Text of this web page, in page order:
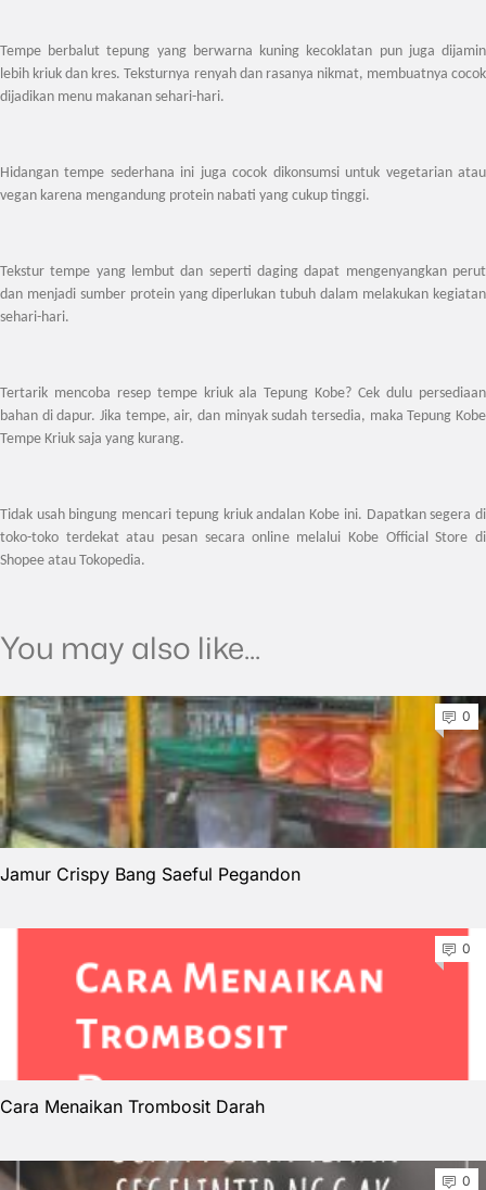
Tempe berbalut tepung yang berwarna kuning kecoklatan pun juga dijamin
lebih kriuk dan kres. Teksturnya renyah dan rasanya nikmat, membuatnya cocok
dijadikan menu makanan sehari-hari.
Hidangan tempe sederhana ini juga cocok dikonsumsi untuk vegetarian atau
vegan karena mengandung protein nabati yang cukup tinggi.
Tekstur tempe yang lembut dan seperti daging dapat mengenyangkan perut
dan menjadi sumber protein yang diperlukan tubuh dalam melakukan kegiatan
sehari-hari.
Tertarik mencoba resep tempe kriuk ala Tepung Kobe? Cek dulu persediaan
bahan di dapur. Jika tempe, air, dan minyak sudah tersedia, maka Tepung Kobe
Tempe Kriuk saja yang kurang.
Tidak usah bingung mencari tepung kriuk andalan Kobe ini. Dapatkan segera di
toko-toko terdekat atau pesan secara online melalui Kobe Official Store di
Shopee atau Tokopedia.
You may also like...
0
Jamur Crispy Bang Saeful Pegandon
0
Cara Menaikan Trombosit Darah
0